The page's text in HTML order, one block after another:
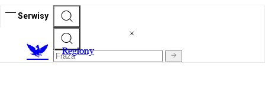
Serwisy
Regiony